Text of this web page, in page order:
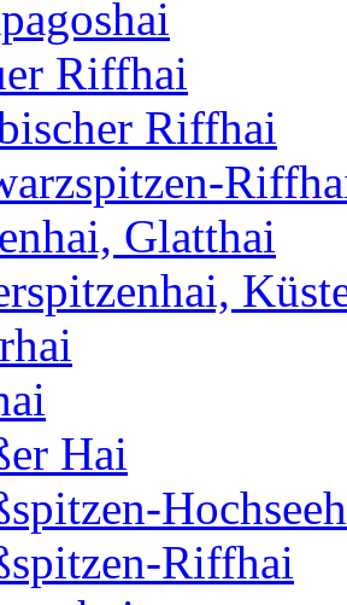
Riffhai
Riffhai
Glatthai
Hai
Riffhai